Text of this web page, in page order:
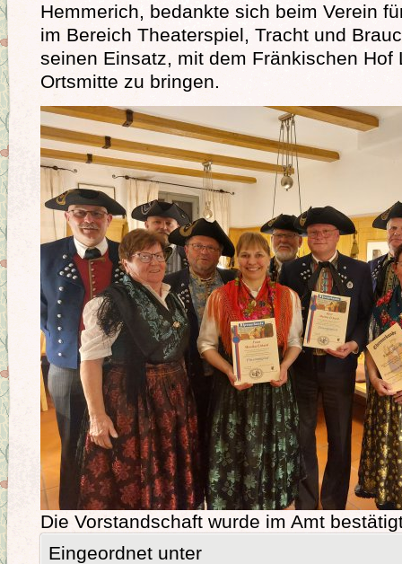
Hemmerich, bedankte sich beim Verein
im Bereich Theaterspiel, Tracht und
seinen Einsatz, mit dem Fränkischen Hof
Ortsmitte zu bringen.
Die Vorstandschaft wurde im Amt
Eingeordnet unter